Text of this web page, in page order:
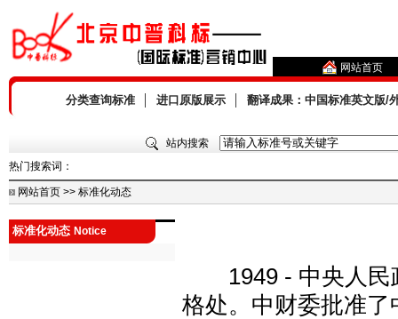
网站首页
分类查询标准 进口原版展示 翻译成果：中国标准英文版/
站内搜索
热门搜索词：
网站首页 >> 标准化动态
标准化动态 Notice
1949 - 中央人民
格处。中财委批准